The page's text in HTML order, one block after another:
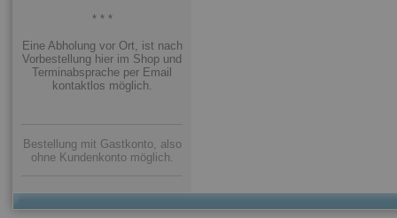
* * *
Eine Abholung vor Ort, ist nach
Vorbestellung hier im Shop und
Terminabsprache per Email
kontaktlos möglich.
Bestellung mit Gastkonto, also
ohne Kundenkonto möglich.